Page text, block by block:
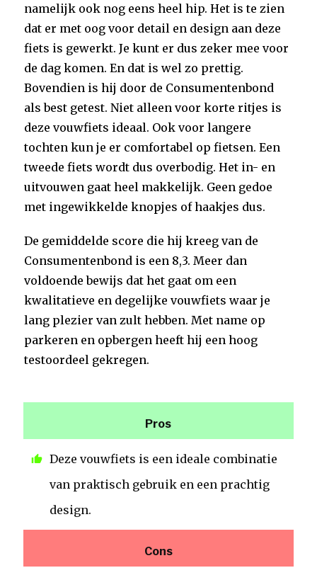
namelijk ook nog eens heel hip. Het is te zien
dat er met oog voor detail en design aan deze
fiets is gewerkt. Je kunt er dus zeker mee voor
de dag komen. En dat is wel zo prettig.
Bovendien is hij door de Consumentenbond
als best getest. Niet alleen voor korte ritjes is
deze vouwfiets ideaal. Ook voor langere
tochten kun je er comfortabel op fietsen. Een
tweede fiets wordt dus overbodig. Het in- en
uitvouwen gaat heel makkelijk. Geen gedoe
met ingewikkelde knopjes of haakjes dus.
De gemiddelde score die hij kreeg van de
Consumentenbond is een 8,3. Meer dan
voldoende bewijs dat het gaat om een
kwalitatieve en degelijke vouwfiets waar je
lang plezier van zult hebben. Met name op
parkeren en opbergen heeft hij een hoog
testoordeel gekregen.
Pros
Deze vouwfiets is een ideale combinatie
van praktisch gebruik en een prachtig
design.
Cons